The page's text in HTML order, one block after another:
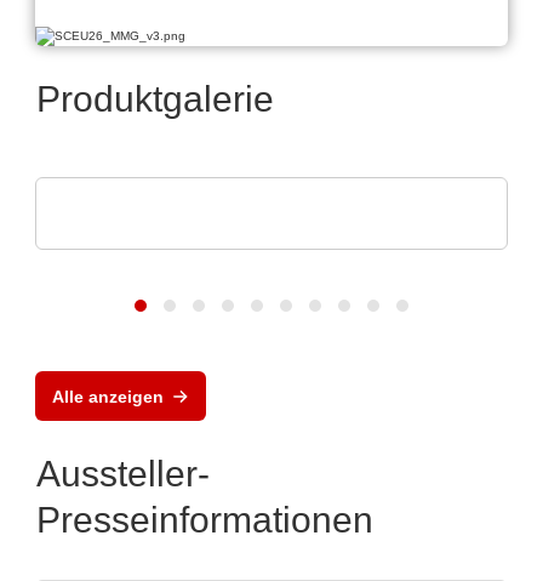
Produktgalerie
Alle anzeigen
Aussteller-
Presseinformationen